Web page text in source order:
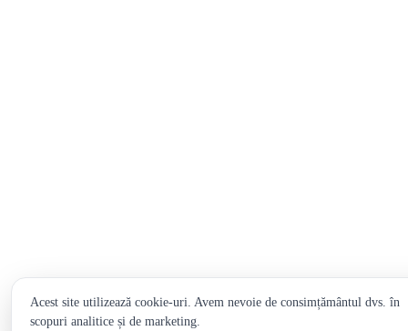
Acest site utilizează cookie-uri. Avem nevoie de consimțământul dvs. în
scopuri analitice și de marketing.